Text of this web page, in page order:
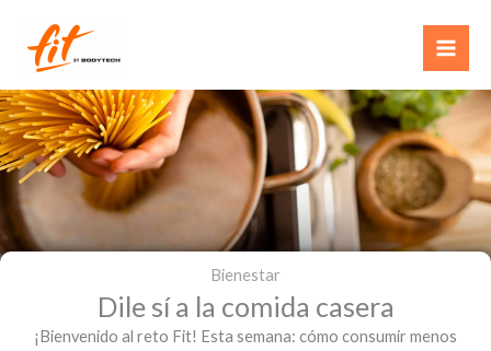
contenido
Bienestar
Dile sí a la comida casera
¡Bienvenido al reto Fit! Esta semana: cómo consumir menos